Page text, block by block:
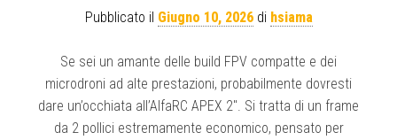
Pubblicato il Giugno 10, 2026di hsiama
Se sei un amante delle build FPV compatte e dei
microdroni ad alte prestazioni, probabilmente dovresti
dare un’occhiata all’AlfaRC APEX 2″. Si tratta di un frame
da 2 pollici estremamente economico, pensato per